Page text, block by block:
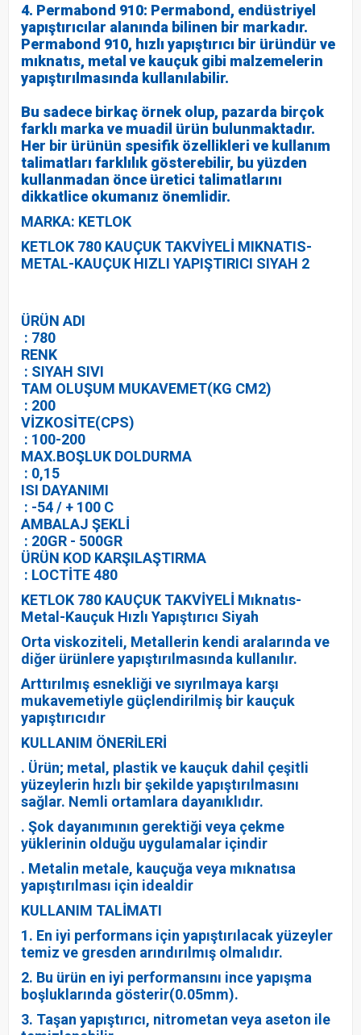
4. Permabond 910: Permabond, endüstriyel
yapıştırıcılar alanında bilinen bir markadır.
Permabond 910, hızlı yapıştırıcı bir üründür ve
mıknatıs, metal ve kauçuk gibi malzemelerin
yapıştırılmasında kullanılabilir.
Bu sadece birkaç örnek olup, pazarda birçok
farklı marka ve muadil ürün bulunmaktadır.
Her bir ürünün spesifik özellikleri ve kullanım
talimatları farklılık gösterebilir, bu yüzden
kullanmadan önce üretici talimatlarını
dikkatlice okumanız önemlidir.
MARKA: KETLOK
KETLOK 780 KAUÇUK TAKVİYELİ MIKNATIS-
METAL-KAUÇUK HIZLI YAPIŞTIRICI SIYAH 2
ÜRÜN ADI
: 780
RENK
: SIYAH SIVI
TAM OLUŞUM MUKAVEMET(KG CM2)
: 200
VİZKOSİTE(CPS)
: 100-200
MAX.BOŞLUK DOLDURMA
: 0,15
ISI DAYANIMI
: -54 / + 100 C
AMBALAJ ŞEKLİ
: 20GR - 500GR
ÜRÜN KOD KARŞILAŞTIRMA
: LOCTİTE 480
KETLOK 780 KAUÇUK TAKVİYELİ Mıknatıs-
Metal-Kauçuk Hızlı Yapıştırıcı Siyah
Orta viskoziteli, Metallerin kendi aralarında ve
diğer ürünlere yapıştırılmasında kullanılır.
Arttırılmış esnekliği ve sıyrılmaya karşı
mukavemetiyle güçlendirilmiş bir kauçuk
yapıştırıcıdır
KULLANIM ÖNERİLERİ
. Ürün; metal, plastik ve kauçuk dahil çeşitli
yüzeylerin hızlı bir şekilde yapıştırılmasını
sağlar. Nemli ortamlara dayanıklıdır.
. Şok dayanımının gerektiği veya çekme
yüklerinin olduğu uygulamalar içindir
. Metalin metale, kauçuğa veya mıknatısa
yapıştırılması için idealdir
KULLANIM TALİMATI
1. En iyi performans için yapıştırılacak yüzeyler
temiz ve gresden arındırılmış olmalıdır.
2. Bu ürün en iyi performansını ince yapışma
boşluklarında gösterir(0.05mm).
3. Taşan yapıştırıcı, nitrometan veya aseton ile